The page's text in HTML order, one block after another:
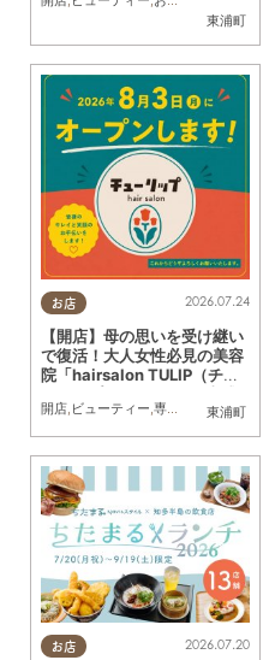
東浦町
お店
東浦町
2026.07.24
【開店】母の思いを受け継い
で復活！大人女性必見の美容
院「hairsalon TULIP（チュ
町にオープン
開店, ビューティー,専門店 おひとりさま
お店 2026.07.20